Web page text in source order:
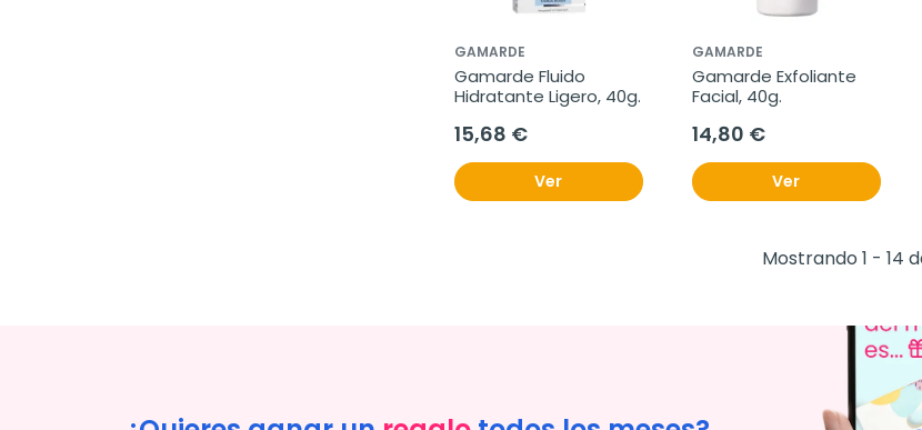
GAMARDE
Gamarde Fluido
Hidratante Ligero, 40g.
15,68 €
Ver
GAMARDE
Gamarde Exfoliante
Facial, 40g.
14,80 €
Ver
Mostrando 1 - 14